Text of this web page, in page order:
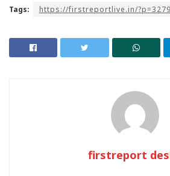
Tags: https://firstreportlive.in/
firstreport